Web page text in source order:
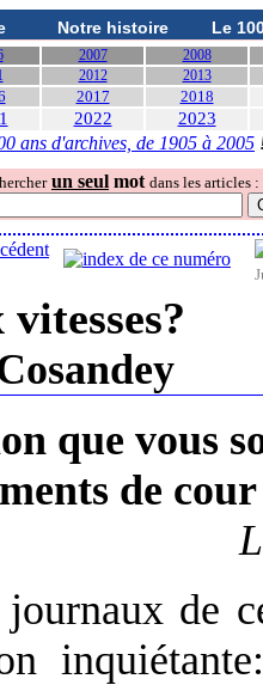
Notre histoire Le
2007
2008
2012 2013
2017 2018
2022 2023
ans d'archives, de 1905 à 2005
un seul mot dans les articles :
que vous
de
de